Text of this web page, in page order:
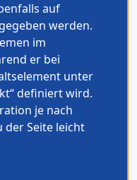
auf
werden.
im
er bei
unter
definiert wird.
je nach
der Seite leicht